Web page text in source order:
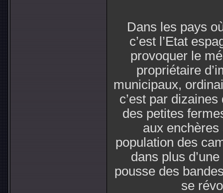
Dans les pays
c’est l’Etat
provoquer le
propriétaire
municipaux,
c’est par
des petites
aux enchères
population des
dans plus
pousse des
se